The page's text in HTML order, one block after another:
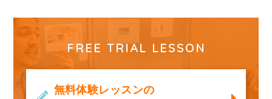
FREE TRIAL LESSON
無料体験レッスンの